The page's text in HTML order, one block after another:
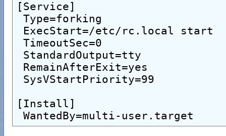
[Service]
Type=forking
ExecStart=/etc/rc.local start
TimeoutSec=0
StandardOutput=tty
RemainAfterExit=yes
SysVStartPriority=99
[Install]
WantedBy=multi-user.target